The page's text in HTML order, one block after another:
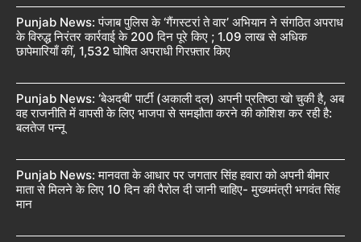
Punjab News: पंजाब पुलिस के ‘गैंगस्टरां ते वार’ अभियान ने संगठित अपराध
के विरुद्ध निरंतर कार्रवाई के 200 दिन पूरे किए ; 1.09 लाख से अधिक
छापेमारियाँ कीं, 1,532 घोषित अपराधी गिरफ़्तार किए
Punjab News: ‘बेअदबी’ पार्टी (अकाली दल) अपनी प्रतिष्ठा खो चुकी है, अब
वह राजनीति में वापसी के लिए भाजपा से समझौता करने की कोशिश कर रही है:
बलतेज पन्नू
Punjab News: मानवता के आधार पर जगतार सिंह हवारा को अपनी बीमार
माता से मिलने के लिए 10 दिन की पैरोल दी जानी चाहिए- मुख्यमंत्री भगवंत सिंह
मान